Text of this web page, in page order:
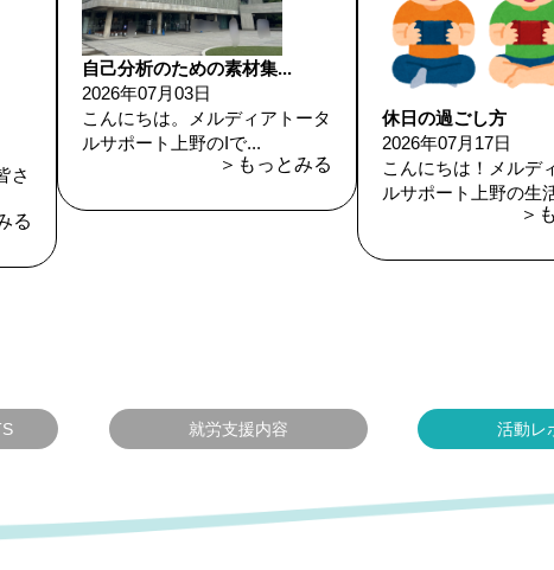
さ
る
自己分析のための素材集...
2026年07月03日
こんにちは。メルディアトータ
ルサポート上野のIで...
＞もっとみる
休日の過ごし方
2026年07月17日
こんにちは！メルデ
ルサポート上野の生
＞
就労支援内容 活動レ